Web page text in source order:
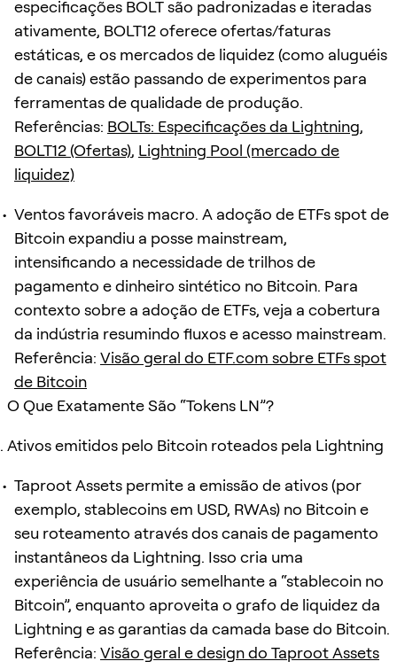
especificações BOLT são padronizadas e iteradas
ativamente, BOLT12 oferece ofertas/faturas
estáticas, e os mercados de liquidez (como aluguéis
de canais) estão passando de experimentos para
ferramentas de qualidade de produção.
Referências: BOLTs: Especificações da Lightning,
BOLT12 (Ofertas), Lightning Pool (mercado de
liquidez)
Ventos favoráveis macro. A adoção de ETFs spot de
Bitcoin expandiu a posse mainstream,
intensificando a necessidade de trilhos de
pagamento e dinheiro sintético no Bitcoin. Para
contexto sobre a adoção de ETFs, veja a cobertura
da indústria resumindo fluxos e acesso mainstream.
Referência: Visão geral do ETF.com sobre ETFs spot
de Bitcoin
O Que Exatamente São “Tokens LN”?
Ativos emitidos pelo Bitcoin roteados pela Lightning
Taproot Assets permite a emissão de ativos (por
exemplo, stablecoins em USD, RWAs) no Bitcoin e
seu roteamento através dos canais de pagamento
instantâneos da Lightning. Isso cria uma
experiência de usuário semelhante a “stablecoin no
Bitcoin”, enquanto aproveita o grafo de liquidez da
Lightning e as garantias da camada base do Bitcoin.
Referência: Visão geral e design do Taproot Assets